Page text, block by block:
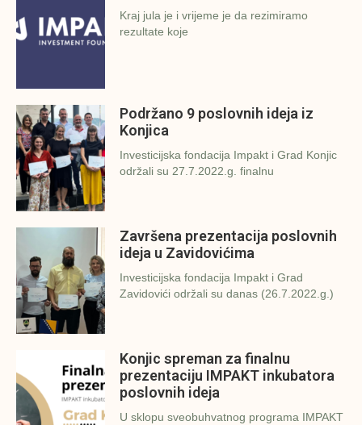
Kraj jula je i vrijeme je da rezimiramo
rezultate koje
Podržano 9 poslovnih ideja iz
Konjica
Investicijska fondacija Impakt i Grad Konjic
održali su 27.7.2022.g. finalnu
Završena prezentacija poslovnih
ideja u Zavidovićima
Investicijska fondacija Impakt i Grad
Zavidovići održali su danas (26.7.2022.g.)
Konjic spreman za finalnu
prezentaciju IMPAKT inkubatora
poslovnih ideja
U sklopu sveobuhvatnog programa IMPAKT